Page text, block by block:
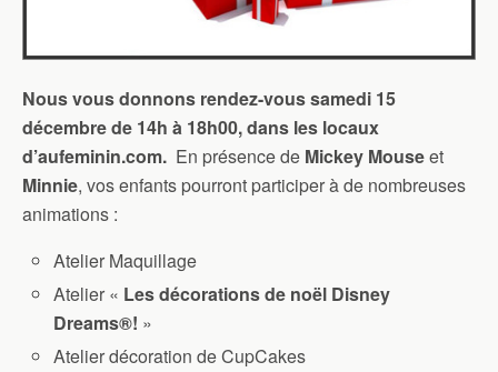
Nous vous donnons rendez-vous samedi 15
décembre de 14h à 18h00, dans les locaux
d’aufeminin.com. En présence de Mickey Mouseet
Minnie, vos enfants pourront participer à de nombreuses
animations :
Atelier Maquillage
Atelier « Les décorations de noël Disney
Dreams®! »
Atelier décoration de CupCakes